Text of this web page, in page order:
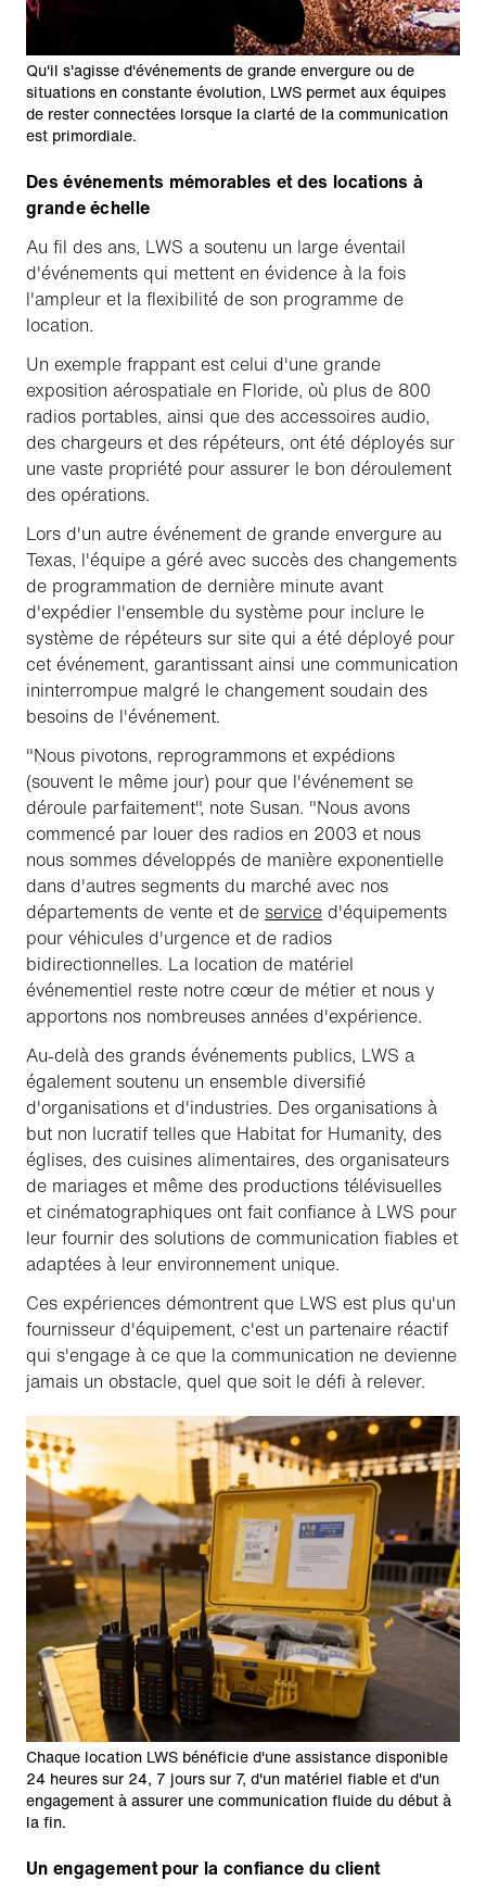
Qu'il s'agisse d'événements de grande envergure ou de
situations en constante évolution, LWS permet aux équipes
de rester connectées lorsque la clarté de la communication
est primordiale.
Des événements mémorables et des locations à
grande échelle
Au fil des ans, LWS a soutenu un large éventail
d'événements qui mettent en évidence à la fois
l'ampleur et la flexibilité de son programme de
location.
Un exemple frappant est celui d'une grande
exposition aérospatiale en Floride, où plus de 800
radios portables, ainsi que des accessoires audio,
des chargeurs et des répéteurs, ont été déployés sur
une vaste propriété pour assurer le bon déroulement
des opérations.
Lors d'un autre événement de grande envergure au
Texas, l'équipe a géré avec succès des changements
de programmation de dernière minute avant
d'expédier l'ensemble du système pour inclure le
système de répéteurs sur site qui a été déployé pour
cet événement, garantissant ainsi une communication
ininterrompue malgré le changement soudain des
besoins de l'événement.
"Nous pivotons, reprogrammons et expédions
(souvent le même jour) pour que l'événement se
déroule parfaitement", note Susan. "Nous avons
commencé par louer des radios en 2003 et nous
nous sommes développés de manière exponentielle
dans d'autres segments du marché avec nos
départements de vente et de service d'équipements
pour véhicules d'urgence et de radios
bidirectionnelles. La location de matériel
événementiel reste notre cœur de métier et nous y
apportons nos nombreuses années d'expérience.
Au-delà des grands événements publics, LWS a
également soutenu un ensemble diversifié
d'organisations et d'industries. Des organisations à
but non lucratif telles que Habitat for Humanity, des
églises, des cuisines alimentaires, des organisateurs
de mariages et même des productions télévisuelles
et cinématographiques ont fait confiance à LWS pour
leur fournir des solutions de communication fiables et
adaptées à leur environnement unique.
Ces expériences démontrent que LWS est plus qu'un
fournisseur d'équipement, c'est un partenaire réactif
qui s'engage à ce que la communication ne devienne
jamais un obstacle, quel que soit le défi à relever.
Chaque location LWS bénéficie d'une assistance disponible
24 heures sur 24, 7 jours sur 7, d'un matériel fiable et d'un
engagement à assurer une communication fluide du début à
la fin.
Un engagement pour la confiance du client